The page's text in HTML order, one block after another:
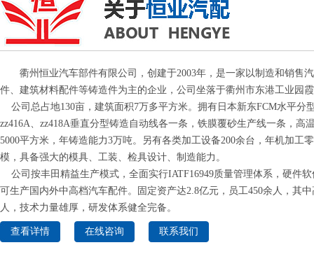
衢州恒业汽车部件有限公司，创建于2003年，是一家以制造和销售
件、建筑材料配件等铸造件为主的企业，公司坐落于衢州市东港工业园
公司总占地130亩，建筑面积7万多平方米。拥有日本新东FCM水平分
zz416A、zz418A垂直分型铸造自动线各一条，铁膜覆砂生产线一条，高
5000平方米，年铸造能力3万吨。另有各类加工设备200余台，年机加工
模，具备强大的模具、工装、检具设计、制造能力。
公司按丰田精益生产模式，全面实行IATF16949质量管理体系，硬件
可生产国内外中高档汽车配件。固定资产达2.8亿元，员工450余人，其
人，技术力量雄厚，研发体系健全完备。
查看详情 在线咨询 联系我们